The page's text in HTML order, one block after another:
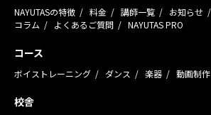
NAYUTASの特徴 料金 講師一覧 お知らせ
コラム
よくあるご質問 NAYUTAS PRO
コース
ボイストレーニング ダンス 楽器 動画制作
校舎